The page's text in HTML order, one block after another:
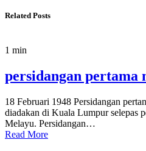
Related Posts
1 min
persidangan
18 Februari 1948 Persidangan
diadakan di Kuala Lumpur selepas
Melayu. Persidangan…
Read More